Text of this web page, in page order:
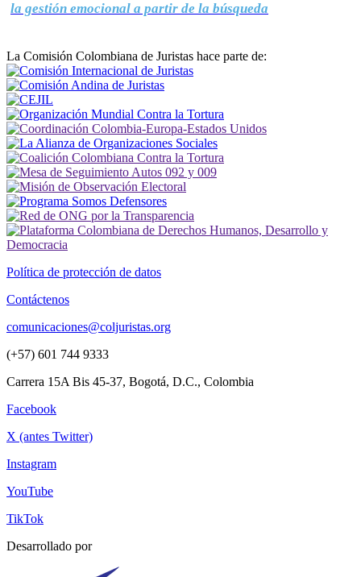
la gestión emocional a partir de la búsqueda
La Comisión Colombiana de Juristas hace parte de:
Política de protección de datos
Contáctenos
comunicaciones@coljuristas.org
(+57) 601 744 9333
Carrera 15A Bis 45-37, Bogotá, D.C., Colombia
Facebook
X (antes Twitter)
Instagram
YouTube
TikTok
Desarrollado por